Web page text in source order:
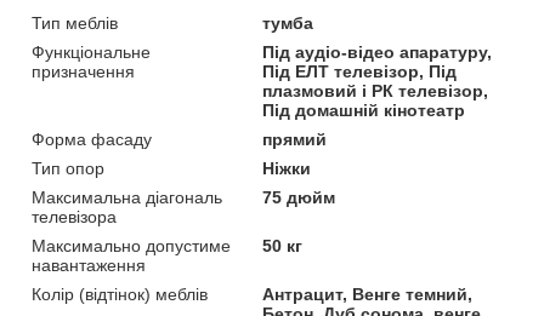
Тип меблів
тумба
Функціональне
призначення
Під аудіо-відео апаратуру,
Під ЕЛТ телевізор, Під
плазмовий і РК телевізор,
Під домашній кінотеатр
Форма фасаду
прямий
Тип опор
Ніжки
Максимальна діагональ
телевізора
75 дюйм
Максимально допустиме
навантаження
50 кг
Колір (відтінок) меблів
Антрацит, Венге темний,